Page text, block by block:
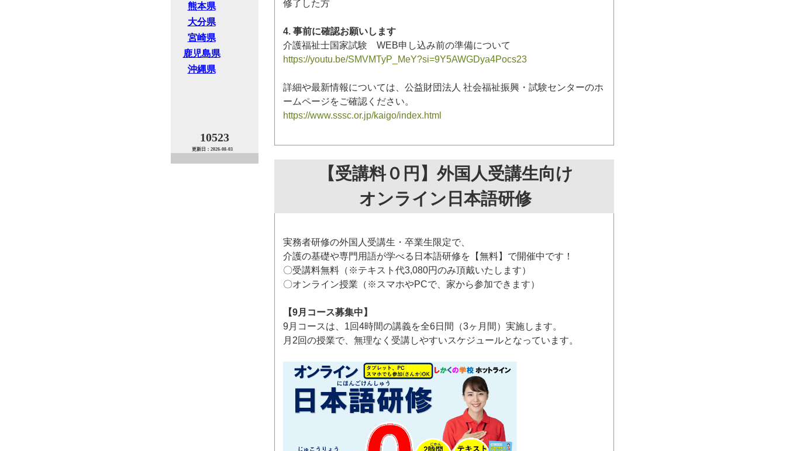
修了した方
4. 事前に確認お願いします
介護福祉士国家試験 WEB申し込み前の準備について
https://youtu.be/SMVMTyP_MeY?si=9Y5AWGDya4Pocs23
詳細や最新情報については、公益財団法人 社会福祉振興・試験センターのホ
ームページをご確認ください。
https://www.sssc.or.jp/kaigo/index.html
【受講料０円】外国人受講生向け
オンライン日本語研修
実務者研修の外国人受講生・卒業生限定で、
介護の基礎や専門用語が学べる日本語研修を【無料】で開催中です！
〇受講料無料（※テキスト代3,080円のみ頂戴いたします）
〇オンライン授業（※スマホやPCで、家から参加できます）
【9月コース募集中】
9月コースは、1回4時間の講義を全6日間（3ヶ月間）実施します。
月2回の授業で、無理なく受講しやすいスケジュールとなっています。
熊本県
大分県
宮崎県
鹿児島県
沖縄県
10523
更新日：2026-08-03